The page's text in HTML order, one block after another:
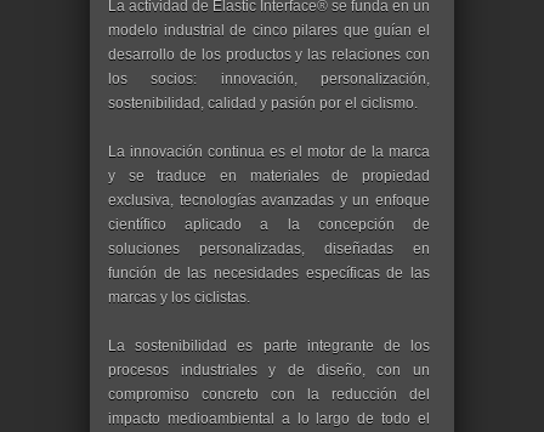
La actividad de Elastic Interface® se funda en un
modelo industrial de cinco pilares que guían el
desarrollo de los productos y las relaciones con
los socios: innovación, personalización,
sostenibilidad, calidad y pasión por el ciclismo.
La innovación continua es el motor de la marca
y se traduce en materiales de propiedad
exclusiva, tecnologías avanzadas y un enfoque
científico aplicado a la concepción de
soluciones personalizadas, diseñadas en
función de las necesidades específicas de las
marcas y los ciclistas.
La sostenibilidad es parte integrante de los
procesos industriales y de diseño, con un
compromiso concreto con la reducción del
impacto medioambiental a lo largo de todo el